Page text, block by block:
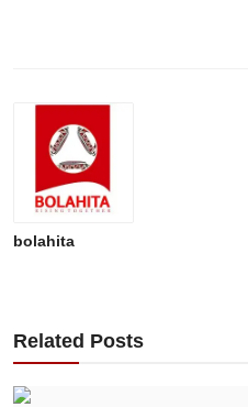
bolahita
Related Posts